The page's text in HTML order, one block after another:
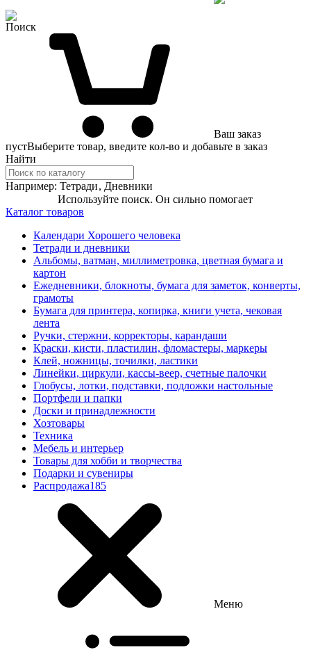
Поиск
Ваш заказ
пустВыберите товар, введите кол-во и добавьте в заказ
Найти
Например: Тетради, Дневники
Используйте поиск. Он сильно помогает
Каталог товаров
Календари Хорошего человека
Тетради и дневники
Альбомы, ватман, миллиметровка, цветная бумага и
картон
Ежедневники, блокноты, бумага для заметок, конверты,
грамоты
Бумага для принтера, копирка, книги учета, чековая
лента
Ручки, стержни, корректоры, карандаши
Краски, кисти, пластилин, фломастеры, маркеры
Клей, ножницы, точилки, ластики
Линейки, циркули, кассы-веер, счетные палочки
Глобусы, лотки, подставки, подложки настольные
Портфели и папки
Доски и принадлежности
Хозтовары
Техника
Мебель и интерьер
Товары для хобби и творчества
Подарки и сувениры
Распродажа185
Меню